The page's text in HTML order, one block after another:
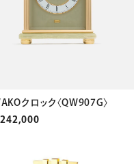
クロック〈QW907G〉
242,000